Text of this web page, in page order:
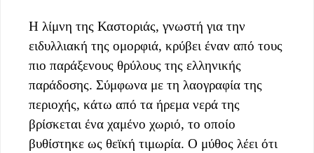
Η λίμνη της Καστοριάς, γνωστή για την
ειδυλλιακή της ομορφιά, κρύβει έναν από τους
πιο παράξενους θρύλους της ελληνικής
παράδοσης. Σύμφωνα με τη λαογραφία της
περιοχής, κάτω από τα ήρεμα νερά της
βρίσκεται ένα χαμένο χωριό, το οποίο
βυθίστηκε ως θεϊκή τιμωρία. Ο μύθος λέει ότι